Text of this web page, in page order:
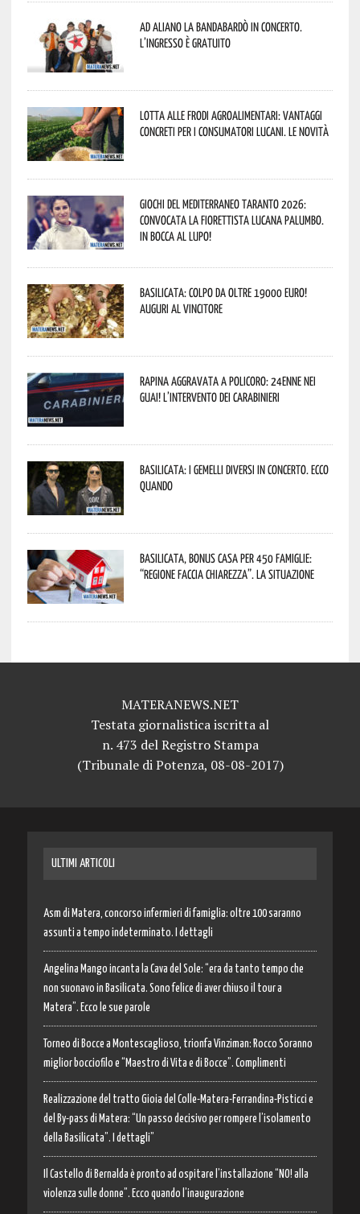
Ad Aliano la Bandabardò in concerto.
L’ingresso è gratuito
Lotta alle frodi agroalimentari: vantaggi
concreti per i consumatori lucani. Le novità
Giochi del Mediterraneo Taranto 2026:
convocata la fiorettista lucana Palumbo.
In bocca al lupo!
Basilicata: colpo da oltre 19000 Euro!
Auguri al vincitore
Rapina aggravata a Policoro: 24enne nei
guai! L’intervento dei Carabinieri
Basilicata: i Gemelli DiVersi in concerto. Ecco
quando
Basilicata, Bonus casa per 450 famiglie:
“Regione faccia chiarezza”. La situazione
MATERANEWS.NET
Testata giornalistica iscritta al
n. 473 del Registro Stampa
(Tribunale di Potenza, 08-08-2017)
ULTIMI ARTICOLI
Asm di Matera, concorso infermieri di famiglia: oltre 100 saranno
assunti a tempo indeterminato. I dettagli
Angelina Mango incanta la Cava del Sole: “era da tanto tempo che
non suonavo in Basilicata. Sono felice di aver chiuso il tour a
Matera”. Ecco le sue parole
Torneo di Bocce a Montescaglioso, trionfa Vinziman: Rocco Soranno
miglior bocciofilo e “Maestro di Vita e di Bocce”. Complimenti
Realizzazione del tratto Gioia del Colle-Matera-Ferrandina-Pisticci e
del By-pass di Matera: “Un passo decisivo per rompere l’isolamento
della Basilicata”. I dettagli”
Il Castello di Bernalda è pronto ad ospitare l’installazione “NO! alla
violenza sulle donne”. Ecco quando l’inaugurazione